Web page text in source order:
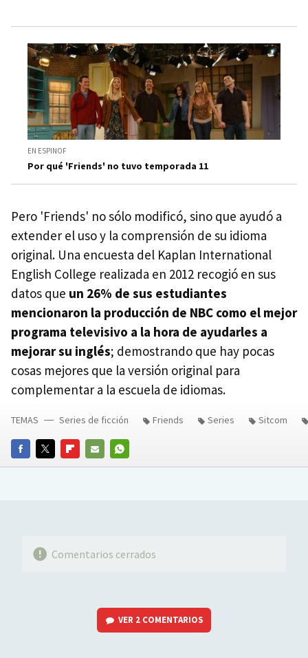
EN ESPINOF
Por qué 'Friends' no tuvo temporada 11
Pero 'Friends' no sólo modificó, sino que ayudó a
extender el uso y la comprensión de su idioma
original. Una encuesta del Kaplan International
English College realizada en 2012 recogió en sus
datos que un 26% de sus estudiantes
mencionaron la producción de NBC como el mejor
programa televisivo a la hora de ayudarles a
mejorar su inglés; demostrando que hay pocas
cosas mejores que la versión original para
complementar a la escuela de idiomas.
FACEBOOKTWITTERFLIPBOARD
E-
WHATSAPP
TEMAS Series de ficción Friends Series Sitcom
Comentarios cerrados
VER 2 COMENTARIOS